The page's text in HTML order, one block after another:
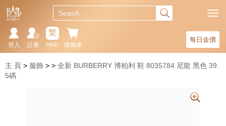
每日金價
購物車
繁
HKD
註冊
登入
主 頁 服飾
全新 BURBERRY 博柏利 鞋 8035784 尼龍 黑色 39.
5碼